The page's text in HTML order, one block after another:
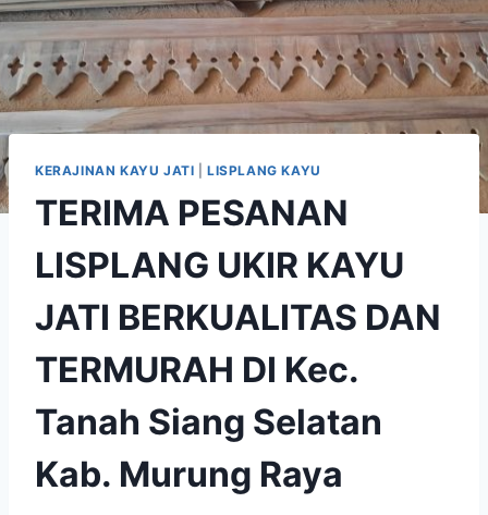
KERAJINAN KAYU JATI |LISPLANG KAYU
TERIMA PESANAN
LISPLANG UKIR KAYU
JATI BERKUALITAS DAN
TERMURAH DI Kec.
Tanah Siang Selatan
Kab. Murung Raya